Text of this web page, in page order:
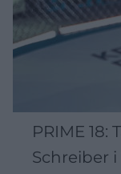
PRIME 18:
Schreiber